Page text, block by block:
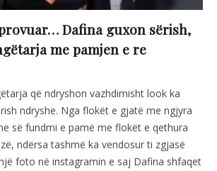
Dafina guxon sërish,
me pamjen e re
që ndryshon vazhdimisht look ka
ndryshe. Nga flokët e gjatë me ngjyra
së fundmi e pamë me flokët e qethura
ndërsa tashmë ka vendosur ti zgjasë
foto në instagramin e saj Dafina shfaqet